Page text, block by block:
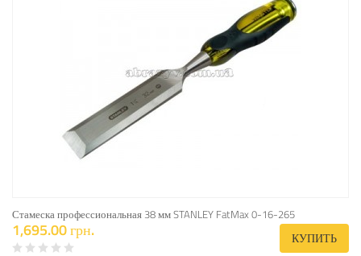
Стамеска профессиональная 38 мм STANLEY FatMax 0-16-265
1,695.00 грн. КУПИТЬ